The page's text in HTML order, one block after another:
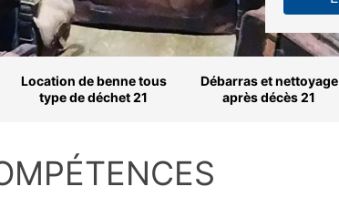
Location de benne tous
type de déchet 21
Débarras et nettoyage
après décès 21